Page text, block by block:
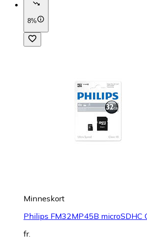
8%
Minneskort
Philips FM32MP45B microSDHC
fr.